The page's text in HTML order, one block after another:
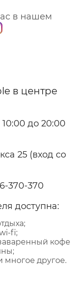
в нашем
в центре
до 20:00
25 (вход со
370-370
доступна:
fi;
кофе
многое другое.